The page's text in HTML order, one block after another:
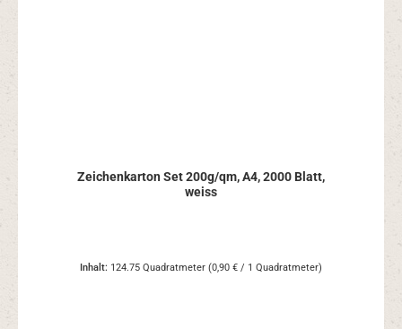
Zeichenkarton Set 200g/qm, A4, 2000 Blatt,
weiss
Inhalt: 124.75 Quadratmeter (0,90 € / 1 Quadratmeter)